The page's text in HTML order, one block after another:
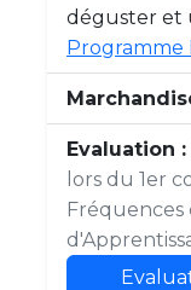
déguster et
Programme
Evaluation :
lors du 1er
Fréquences